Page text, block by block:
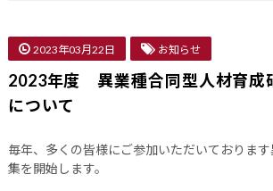
2023年03月22日 お知らせ
2023年度 異業種合同型人材育成
について
毎年、多くの皆様にご参加いただいておりま
集を開始します。